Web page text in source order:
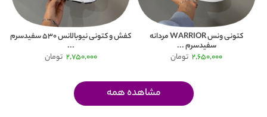
کتونی ونس WARRIOR مردانه
سفیدسرم ...
2,650,000 تومان
کفش و کتونی نیوبالانس 530 سفیدسرم
...
2,750,000 تومان
مشاهده همه